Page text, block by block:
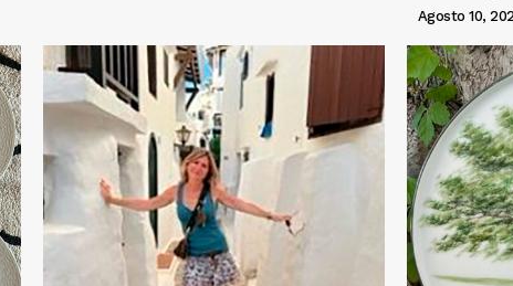
Agosto 10,